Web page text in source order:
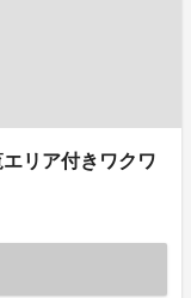
リア付きワクワ